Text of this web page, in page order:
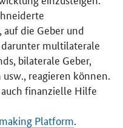
die Geber und
multilaterale
bilaterale Geber,
reagieren können.
finanzielle Hilfe
Platform